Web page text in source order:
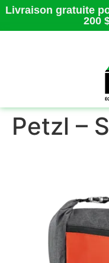
Livraison gratuite
200
Petzl –